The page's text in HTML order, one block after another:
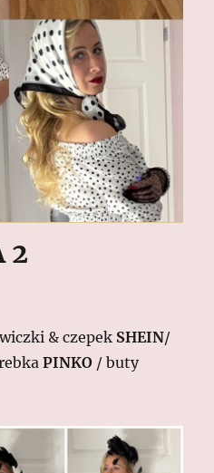
2
& czepek SHEIN/
PINKO / buty